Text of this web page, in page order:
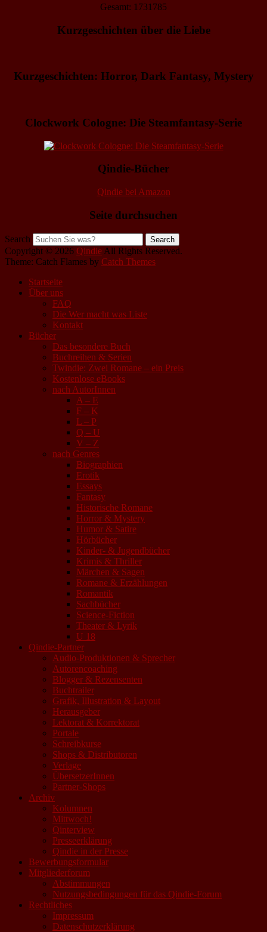
Gesamt: 1731785
Kurzgeschichten über die Liebe
Kurzgeschichten: Horror, Dark Fantasy, Mystery
Clockwork Cologne: Die Steamfantasy-Serie
Qindie-Bücher
Qindie bei Amazon
Seite durchsuchen
Search
Copyright © 2026 Qindie All Rights Reserved.
Theme: Catch Flames by Catch Themes
Startseite
Über uns
FAQ
Die Wer macht was Liste
Kontakt
Bücher
Das besondere Buch
Buchreihen & Serien
Twindie: Zwei Romane – ein Preis
Kostenlose eBooks
nach AutorInnen
A – E
F – K
L – P
Q – U
V – Z
nach Genres
Biographien
Erotik
Essays
Fantasy
Historische Romane
Horror & Mystery
Humor & Satire
Hörbücher
Kinder- & Jugendbücher
Krimis & Thriller
Märchen & Sagen
Romane & Erzählungen
Romantik
Sachbücher
Science-Fiction
Theater & Lyrik
U 18
Qindie-Partner
Audio-Produktionen & Sprecher
Autorencoaching
Blogger & Rezensenten
Buchtrailer
Grafik, Illustration & Layout
Herausgeber
Lektorat & Korrektorat
Portale
Schreibkurse
Shops & Distributoren
Verlage
ÜbersetzerInnen
Partner-Shops
Archiv
Kolumnen
Mittwoch!
Qinterview
Presseerklärung
Qindie in der Presse
Bewerbungsformular
Mitgliederforum
Abstimmungen
Nutzungsbedingungen für das Qindie-Forum
Rechtliches
Impressum
Datenschutzerklärung